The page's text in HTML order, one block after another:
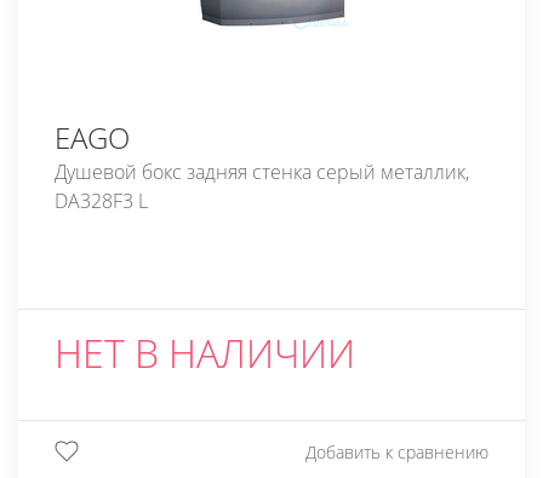
EAGO
Душевой бокс задняя стенка серый металлик,
DA328F3 L
НЕТ В НАЛИЧИИ
Добавить к сравнению